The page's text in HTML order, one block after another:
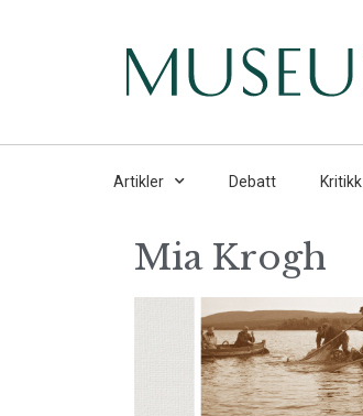
Artikler Debatt Kritikk
Mia Krogh